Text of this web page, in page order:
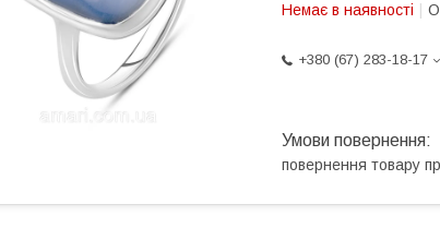
Немає в наявності
+380 (67) 283-18-17
повернення товару